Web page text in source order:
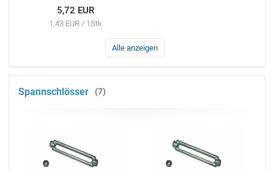
5,72 EUR
1,43 EUR / 1Stk
Alle anzeigen
Spannschlösser 7